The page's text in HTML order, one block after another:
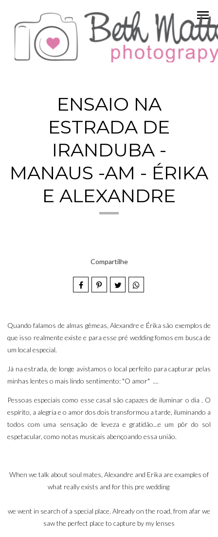
menu
ENSAIO NA
ESTRADA DE
IRANDUBA -
MANAUS -AM - ÉRIKA
E ALEXANDRE
Compartilhe
Quando falamos de almas gêmeas, Alexandre e Érika são exemplos de
que isso realmente existe e para esse pré wedding fomos em busca de
um local especial.
Já na estrada, de longe avistamos o local perfeito para capturar pelas
minhas lentes o mais lindo sentimento: "O amor" ....
Pessoas especiais como esse casal são capazes de iluminar o dia . O
espírito, a alegria e o amor dos dois transformou a tarde, iluminando a
todos com uma sensação de leveza e gratidão...e um pôr do sol
espetacular, como notas musicais abençoando essa união.
When we talk about soul mates, Alexandre and Erika are examples of
what really exists and for this pre wedding
we went in search of a special place. Already on the road, from afar we
saw the perfect place to capture by my lenses